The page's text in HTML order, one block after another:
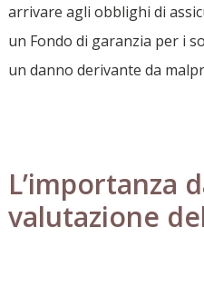
arrivare agli obblighi di
un Fondo di garanzia per i
un danno derivante da
L’importanza
valutazione